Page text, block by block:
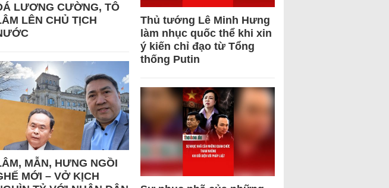
LƯƠNG CƯỜNG, TÔ
LÊN CHỦ TỊCH
MẪN, HƯNG NGỒI
MỚI – VỞ KỊCH
Thủ tướng Lê Minh Hưng
làm nhục quốc thể khi xin
ý kiến chỉ đạo từ Tổng
thống Putin